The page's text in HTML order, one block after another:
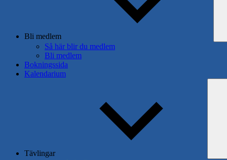
Bli medlem
Så här blir du medlem
Bli medlem
Bokningssida
Kalendarium
Tävlingar